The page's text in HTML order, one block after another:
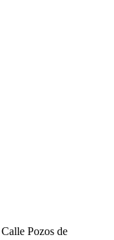
Calle Pozos de